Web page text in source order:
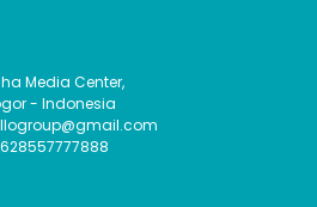
Media Center,
- Indonesia